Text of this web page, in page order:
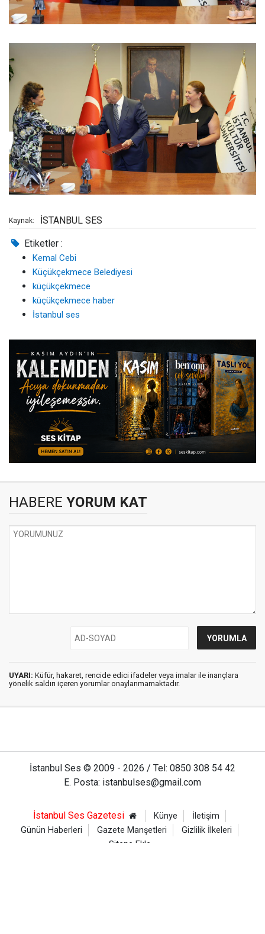
Kaynak: İSTANBUL SES
Etiketler :
Kemal Cebi
Küçükçekmece Belediyesi
küçükçekmece
küçükçekmece haber
İstanbul ses
HABERE YORUM KAT
UYARI: Küfür, hakaret, rencide edici ifadeler veya imalar ile inançlara
yönelik saldırı içeren yorumlar onaylanmamaktadır.
İstanbul Ses © 2009 - 2026 / Tel: 0850 308 54 42
E. Posta: istanbulses@gmail.com
İstanbul Ses Gazetesi Künye
İletişim
Günün Haberleri
Gazete Manşetleri
Gizlilik İlkeleri
Sitene Ekle